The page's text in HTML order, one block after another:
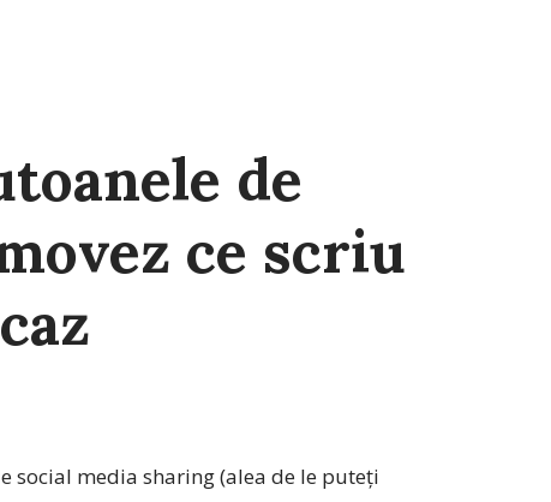
de
ce scriu
social media sharing (alea de le puteți